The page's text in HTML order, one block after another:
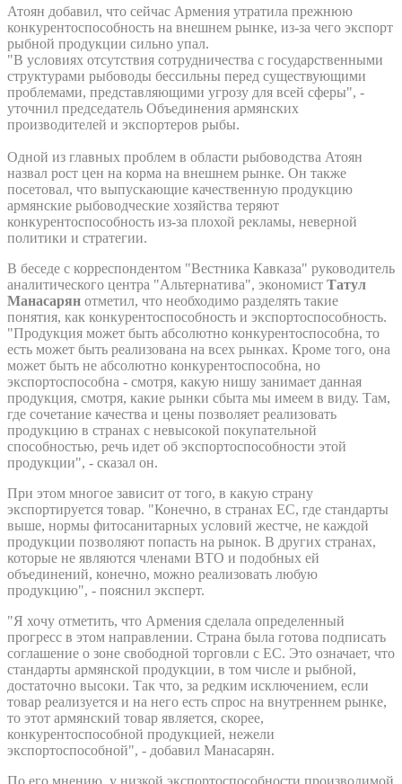
Атоян добавил, что сейчас Армения утратила прежнюю
конкурентоспособность на внешнем рынке, из-за чего экспорт
рыбной продукции сильно упал.
"В условиях отсутствия сотрудничества с государственными
структурами рыбоводы бессильны перед существующими
проблемами, представляющими угрозу для всей сферы", -
уточнил председатель Объединения армянских
производителей и экспортеров рыбы.
Одной из главных проблем в области рыбоводства Атоян
назвал рост цен на корма на внешнем рынке. Он также
посетовал, что выпускающие качественную продукцию
армянские рыбоводческие хозяйства теряют
конкурентоспособность из-за плохой рекламы, неверной
политики и стратегии.
В беседе с корреспондентом "Вестника Кавказа" руководитель
аналитического центра "Альтернатива", экономист Татул
Манасарян отметил, что необходимо разделять такие
понятия, как конкурентоспособность и экспортоспособность.
"Продукция может быть абсолютно конкурентоспособна, то
есть может быть реализована на всех рынках. Кроме того, она
может быть не абсолютно конкурентоспособна, но
экспортоспособна - смотря, какую нишу занимает данная
продукция, смотря, какие рынки сбыта мы имеем в виду. Там,
где сочетание качества и цены позволяет реализовать
продукцию в странах с невысокой покупательной
способностью, речь идет об экспортоспособности этой
продукции", - сказал он.
При этом многое зависит от того, в какую страну
экспортируется товар. "Конечно, в странах ЕС, где стандарты
выше, нормы фитосанитарных условий жестче, не каждой
продукции позволяют попасть на рынок. В других странах,
которые не являются членами ВТО и подобных ей
объединений, конечно, можно реализовать любую
продукцию", - пояснил эксперт.
"Я хочу отметить, что Армения сделала определенный
прогресс в этом направлении. Страна была готова подписать
соглашение о зоне свободной торговли с ЕС. Это означает, что
стандарты армянской продукции, в том числе и рыбной,
достаточно высоки. Так что, за редким исключением, если
товар реализуется и на него есть спрос на внутреннем рынке,
то этот армянский товар является, скорее,
конкурентоспособной продукцией, нежели
экспортоспособной", - добавил Манасарян.
По его мнению, у низкой экспортоспособности производимой